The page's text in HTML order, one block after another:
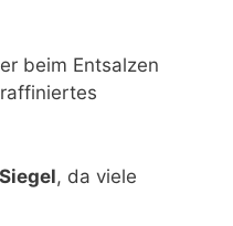
beim Entsalzen
, da viele